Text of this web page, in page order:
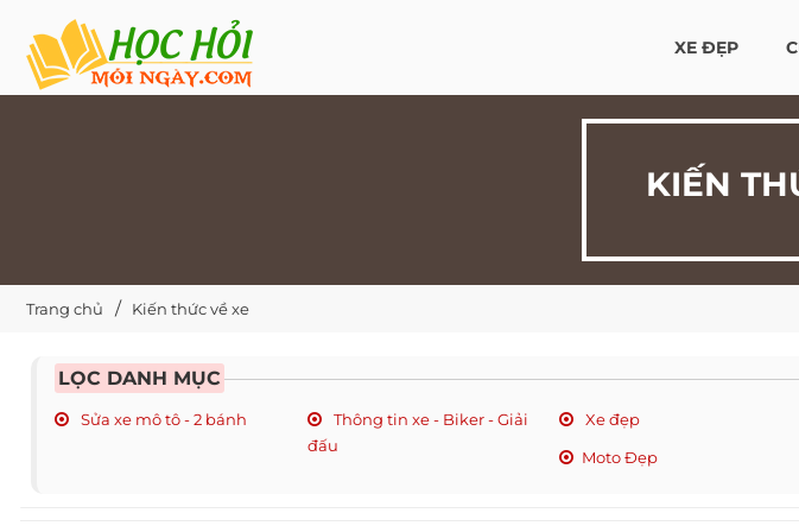
XE ĐẸP
KIẾN
Trang chủ Kiến thức về xe
LỌC DANH MỤC
Sửa xe mô tô - 2 bánh
Thông tin xe - Biker - Giải
đấu
Xe đẹp
Moto Đẹp